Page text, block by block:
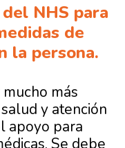
NHS para
de
la persona.
más
y atención
apoyo para
Se debe